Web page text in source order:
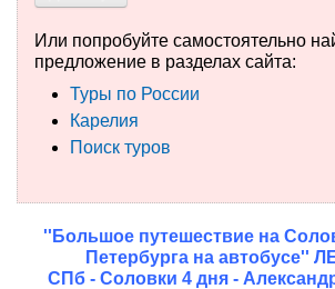
Туры по России
Автобусные туры
Круизы
Авиабилеты
Туристическая страховка
Или попробуйте самостоятельно
предложение в разделах сайта:
Туры по России
Карелия
Поиск туров
''Большое путешествие на
Петербурга на автобусе''
СПб - Соловки 4 дня -